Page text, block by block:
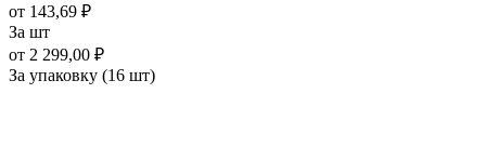
от 143,69 ₽
За шт
от 2 299,00 ₽
За упаковку (16 шт)